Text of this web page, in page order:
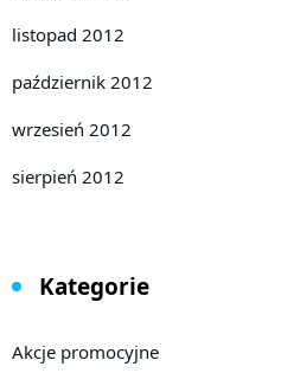
listopad 2012
październik 2012
wrzesień 2012
sierpień 2012
Kategorie
Akcje promocyjne